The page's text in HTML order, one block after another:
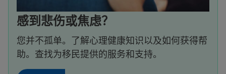
感到悲伤或焦虑？
您并不孤单。了解心理健康知识以及如何获得帮
助。查找为移民提供的服务和支持。